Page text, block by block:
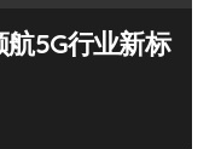
5G行业新标